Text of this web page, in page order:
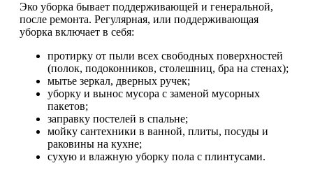
Эко уборка бывает поддерживающей и генеральной,
после ремонта. Регулярная, или поддерживающая
уборка включает в себя:
протирку от пыли всех свободных поверхностей
(полок, подоконников, столешниц, бра на стенах);
мытье зеркал, дверных ручек;
уборку и вынос мусора с заменой мусорных
пакетов;
заправку постелей в спальне;
мойку сантехники в ванной, плиты, посуды и
раковины на кухне;
сухую и влажную уборку пола с плинтусами.